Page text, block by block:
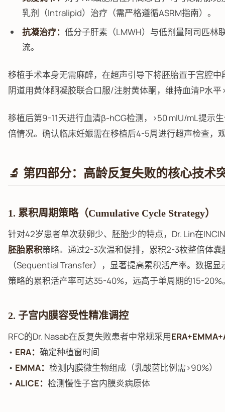
乳剂（Intralipid）治疗（需严格遵循ASRM指南）。
抗凝治疗： 低分子肝素（LMWH）与低剂量阿司匹林
流。
移植手术本身无需麻醉，在超声引导下将胚胎置于宫腔
阴道用黄体酮凝胶联合口服/注射黄体酮，维持血清P水
移植后第9-11天进行血清β-hCG检测，>50 mIU/mL提示
倍情况。确认临床妊娠需在移植后4-5周进行超声检查，
🔬 第四部分：高龄反复失败的核心技术
1. 累积周期策略（Cumulative Cycle Strategy）
针对42岁患者单次获卵少、胚胎少的特点，Dr. Lin在
胚胎累积策略。通过2-3次温和促排，累积2-3枚整倍体
（Sequential Transfer），显著提高累积活产率。数据
策略的累积活产率可达35-40%，远高于单周期的15-20%
2. 子宫内膜容受性精准调控
RFC的Dr. Nasab在反复失败患者中常规采用
• ERA： 确定种植窗时间
• EMMA： 检测内膜微生物组成（乳酸菌比例需>90%）
• ALICE： 检测慢性子宫内膜炎病原体